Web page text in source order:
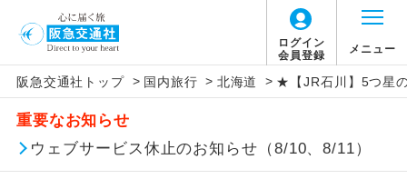
ログイン
会員登録
メニュー
阪急交通社トップ > 国内旅行 > 北海道 > ★【JR石川】5つ星
重要なお知らせ
ウェブサービス休止のお知らせ（8/10、8/11）
アイコン 説明
添乗員同行
往路出発空港（駅）から復路到着空港
（駅）まで同行します。